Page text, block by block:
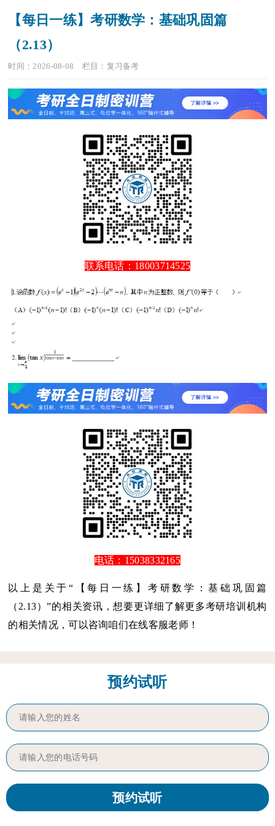
【每日一练】考研数学：基础巩固篇
（2.13）
时间：2026-08-08 栏目： 复习备考
联系电话：18003714525
电话：15038332165
以上是关于“【每日一练】考研数学：基础巩固篇
（2.13）”的相关资讯，想要更详细了解更多考研培训机构
的相关情况，可以咨询咱们在线客服老师！
预约试听